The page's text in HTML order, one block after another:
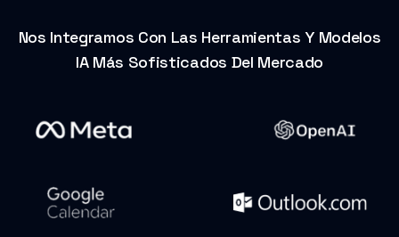
Nos Integramos Con Las Herramientas Y Modelos
IA Más Sofisticados Del Mercado